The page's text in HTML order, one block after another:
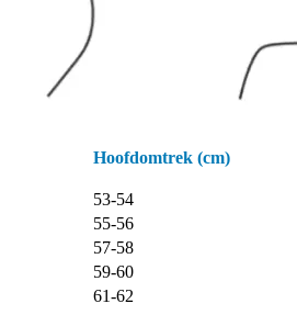
Hoofdomtrek (cm)
53-54
55-56
57-58
59-60
61-62